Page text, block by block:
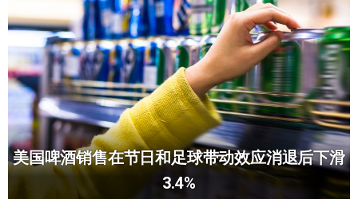
美国啤酒销售在节日和足球带动效应消退后下滑
3.4%